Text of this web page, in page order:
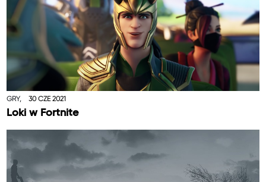
GRY, 30 CZE 2021
Loki w Fortnite